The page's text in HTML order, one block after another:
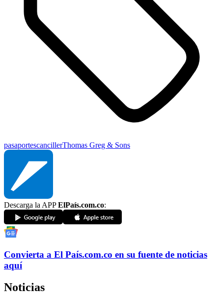
pasaportescancillerThomas Greg & Sons
Descarga la APPElPaís.com.co:
Convierta a El País.com.co en su fuente de noticias
aquí
Noticias